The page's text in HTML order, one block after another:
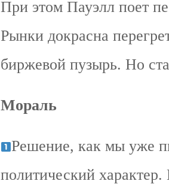
При этом Пауэлл поет
Рынки докрасна
биржевой пузырь. Но
Мораль
Решение, как мы уже
политический